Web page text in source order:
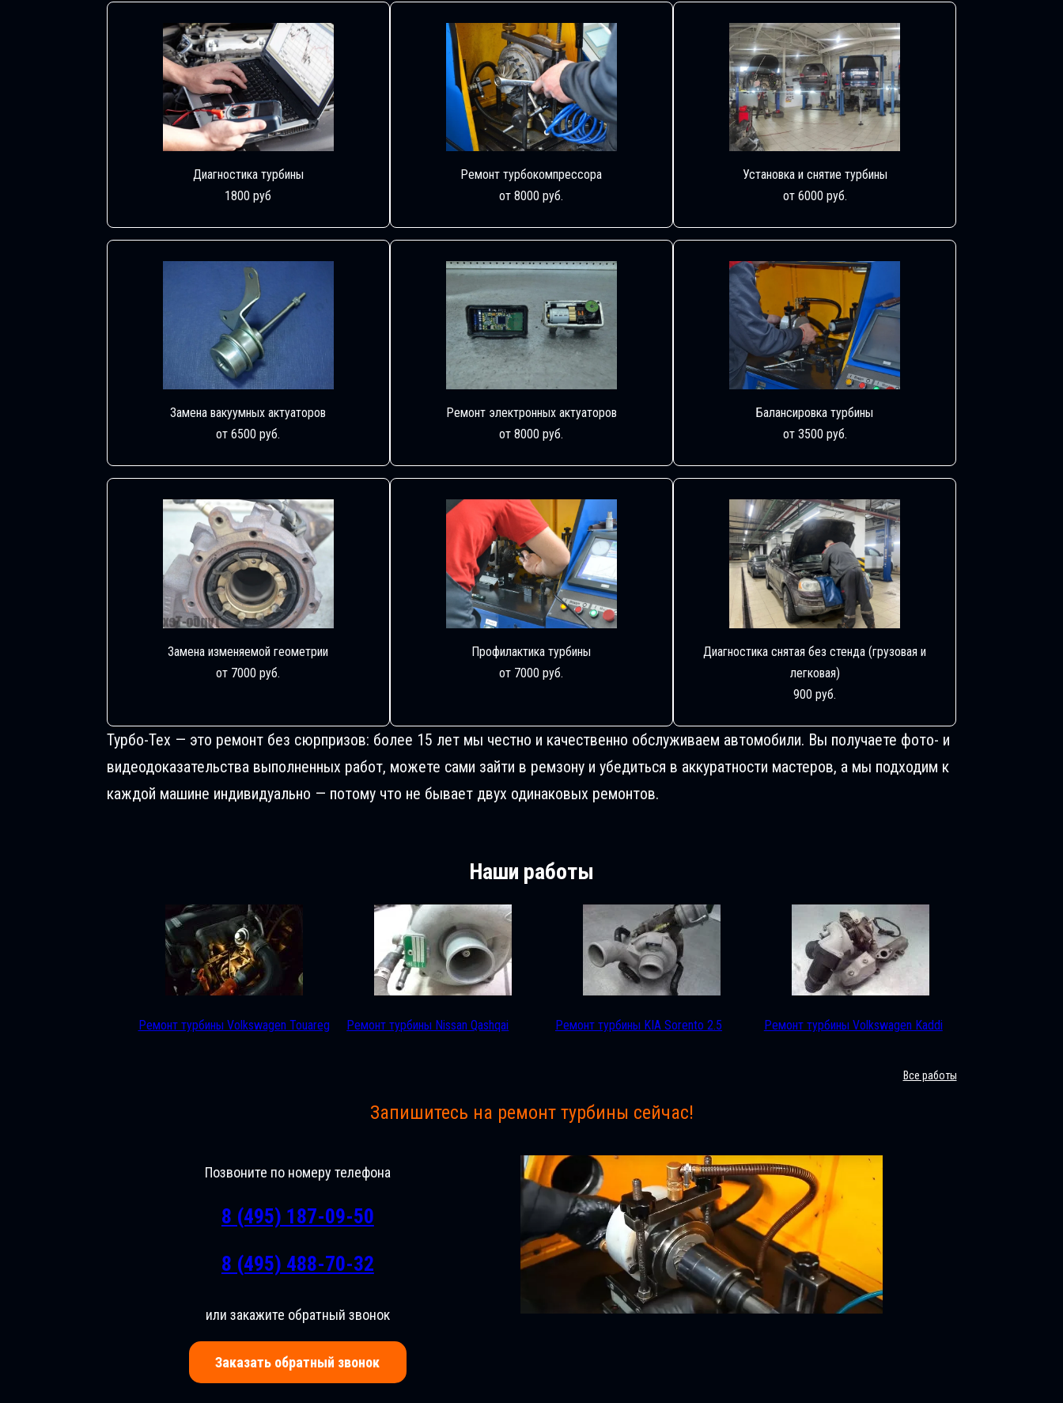
Диагностика турбины
1800 руб
Ремонт турбокомпрессора
от 8000 руб.
Установка и снятие турбины
от 6000 руб.
Замена вакуумных актуаторов
от 6500 руб.
Ремонт электронных актуаторов
от 8000 руб.
Балансировка турбины
от 3500 руб.
Замена изменяемой геометрии
от 7000 руб.
Профилактика турбины
от 7000 руб.
Диагностика снятая без стенда (грузовая и
легковая)
900 руб.
Турбо-Тех — это ремонт без сюрпризов: более 15 лет мы честно и качественно обслуживаем автомобили. Вы получаете фото- и
видеодоказательства выполненных работ, можете сами зайти в ремзону и убедиться в аккуратности мастеров, а мы подходим к
каждой машине индивидуально — потому что не бывает двух одинаковых ремонтов.
Наши работы
Ремонт турбины Volkswagen Touareg Ремонт турбины Nissan Qashqai Ремонт турбины KIA Sorento 2.5 Ремонт турбины Volkswagen Kaddi
Все работы
Запишитесь на ремонт турбины сейчас!
Позвоните по номеру телефона
8 (495) 187-09-50
8 (495) 488-70-32
или закажите обратный звонок
Заказать обратный звонок